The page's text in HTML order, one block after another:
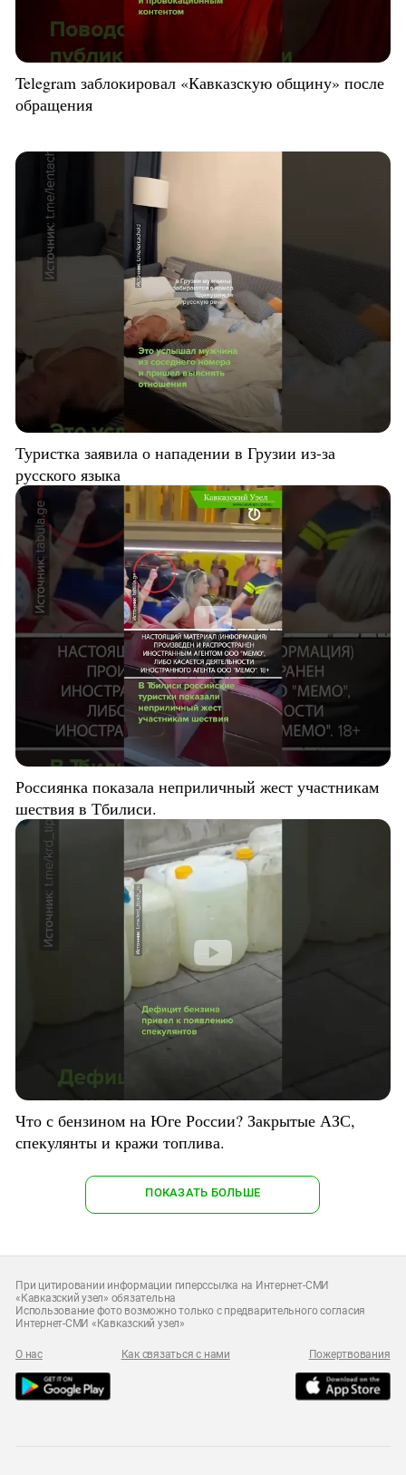
Telegram заблокировал «Кавказскую общину» после
обращения
Туристка заявила о нападении в Грузии из-за
русского языка
Россиянка показала неприличный жест участникам
шествия в Тбилиси.
Что с бензином на Юге России? Закрытые АЗС,
спекулянты и кражи топлива.
ПОКАЗАТЬ БОЛЬШЕ
При цитировании информации гиперссылка на Интернет-СМИ
«Кавказский узел» обязательна
Использование фото возможно только с предварительного согласия
Интернет-СМИ «Кавказский узел»
О нас Как связаться с нами Пожертвования